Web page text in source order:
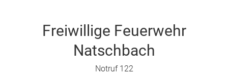
Freiwillige Feuerwehr
Natschbach
Notruf 122